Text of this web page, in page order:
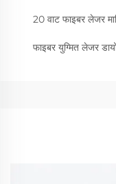
20 वाट फाइबर लेजर
फाइबर युग्मित लेजर